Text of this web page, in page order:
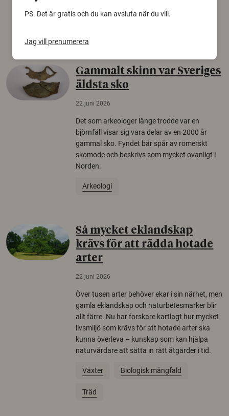
Gammalt skinn var Sveriges
äldsta sko
22 juni 2026
Det som arkeologer länge trodde var en
björnfäll visar sig vara delar av en 2000 år
gammal sko. Fyndet bär spår av romerskt
skomode och beskrivs som mycket ovanligt i
Norden.
Arkeologi
Så mycket eklandskap
krävs för att rädda hotade
arter
22 juni 2026
Över tusen arter behöver ekar i sin närhet, men
gamla eklandskap och naturbetesmarker blir
allt färre. Nu har forskare kartlagt hur mycket
livsmiljö som krävs för att hotade arter ska
kunna överleva – kunskap som kan hjälpa
naturvårdare att sätta in rätt åtgärder i tid.
Växter Biologisk mångfald
Träd
PS. Det är gratis och du kan avsluta när du vill.
Jag vill prenumerera